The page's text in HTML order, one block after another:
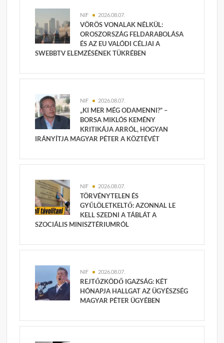
NIF 2026.08.07.
VÖRÖS VONALAK NÉLKÜL:
OROSZORSZÁG FELDARABOLÁSA
ÉS AZ EU VALÓDI CÉLJAI A
SWEBBTV ELEMZÉSÉNEK TÜKRÉBEN
NIF 2026.08.07.
„KI MER MÉG ODAMENNI?” –
BORSA MIKLÓS KEMÉNY
KRITIKÁJA ARRÓL, HOGYAN
IRÁNYÍTJA MAGYAR PÉTER A KÖZTÉVÉT
NIF 2026.08.07.
TÖRVÉNYTELEN ÉS
GYŰLÖLETKELTŐ: AZONNAL LE
KELL SZEDNI A TÁBLÁT A
SZOCIÁLIS MINISZTÉRIUMRÓL
NIF 2026.08.07.
REJTŐZKÖDŐ IGAZSÁG: KÉT
HÓNAPJA HALLGAT AZ ÜGYÉSZSÉG
MAGYAR PÉTER ÜGYÉBEN